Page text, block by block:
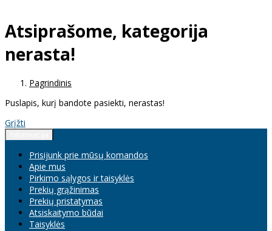
Atsiprašome, kategorija
nerasta!
Pagrindinis
Puslapis, kurį bandote pasiekti, nerastas!
Grįžti
Prisijunk prie mūsų komandos
Apie mus
Pirkimo sąlygos ir taisyklės
Prekių grąžinimas
Prekių pristatymas
Atsiskaitymo būdai
Taisyklės